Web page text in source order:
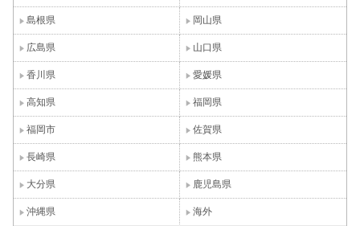
島根県 岡山県
広島県 山口県
香川県 愛媛県
高知県 福岡県
福岡市 佐賀県
長崎県 熊本県
大分県 鹿児島県
沖縄県 海外